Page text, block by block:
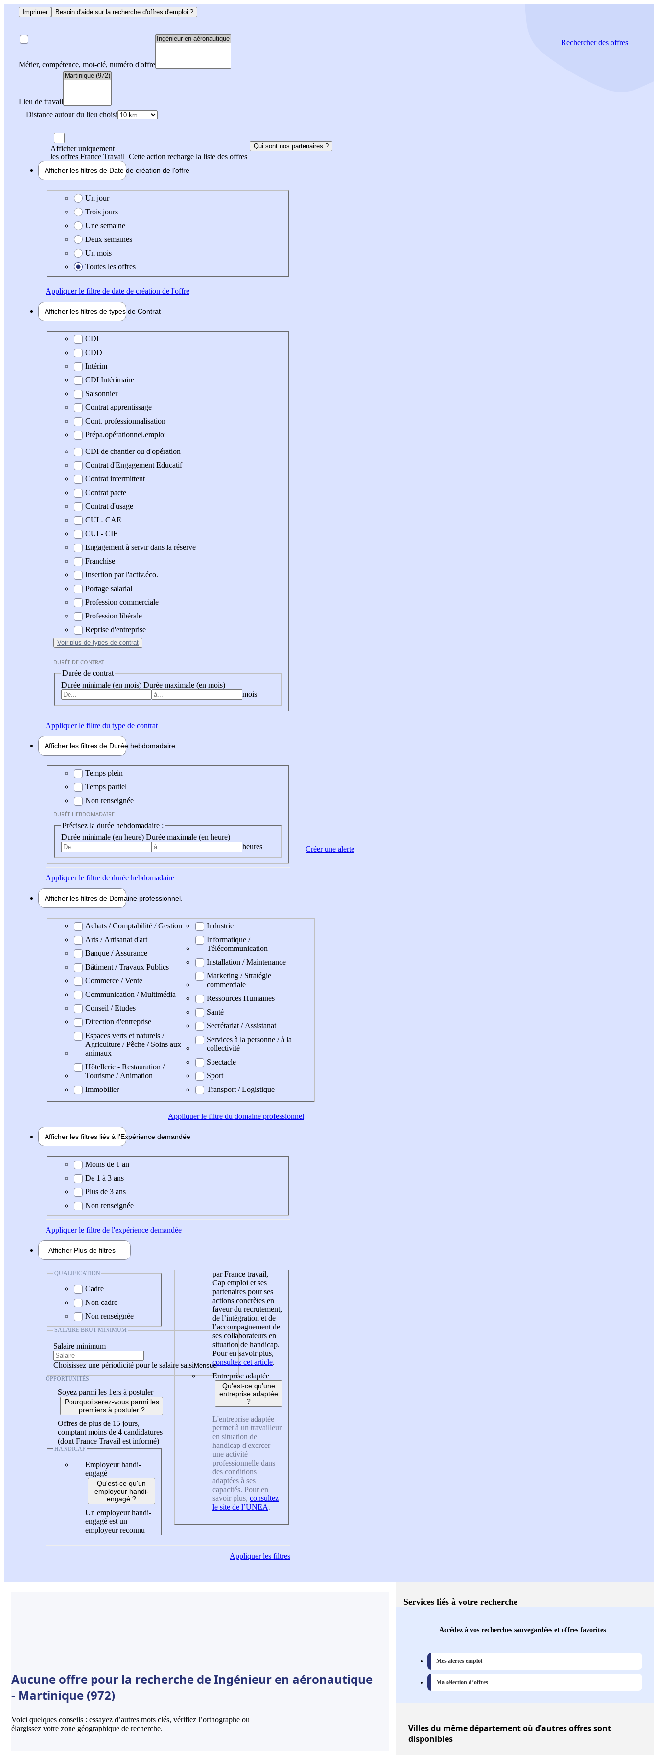
Imprimer Besoin d'aide sur la recherche d'offres d'emploi ?
Métier, compétence, mot-clé, numéro d'offre
Lieu de travail
Distance autour du lieu choisi
Rechercherdes offres
Afficher uniquement
les offres France Travail Cette action recharge la liste des offres
Qui sont nos partenaires ?
Afficher les filtres de Date de création de l'offre
Date de création de l'offre
Un jour
Trois jours
Une semaine
Deux semaines
Un mois
Toutes les offres
Appliquerle filtre de date de création de l'offre
Afficher les filtres de types de Contrat
Type de contrat
CDI
CDD
Intérim
CDI Intérimaire
Saisonnier
Contrat apprentissage
Cont. professionnalisation
Prépa.opérationnel.emploi
CDI de chantier ou d'opération
Contrat d'Engagement Educatif
Contrat intermittent
Contrat pacte
Contrat d'usage
CUI - CAE
CUI - CIE
Engagement à servir dans la réserve
Franchise
Insertion par l'activ.éco.
Portage salarial
Profession commerciale
Profession libérale
Reprise d'entreprise
Voir plus de types de contrat
DURÉE DE CONTRAT
Durée de contrat
Durée minimale (en mois) Durée maximale (en mois)
mois
Appliquerle filtre du type de contrat
Afficher les filtres de Durée hebdomadaire
Durée hebdomadaire
Temps plein
Temps partiel
Non renseignée
DURÉE HEBDOMADAIRE
Précisez la durée hebdomadaire :
Durée minimale (en heure) Durée maximale (en heure)
heures
Appliquerle filtre de durée hebdomadaire
Afficher les filtres de Domaine professionnel
Domaine professionel
Achats / Comptabilité / Gestion
Arts / Artisanat d'art
Banque / Assurance
Bâtiment / Travaux Publics
Commerce / Vente
Communication / Multimédia
Conseil / Etudes
Direction d'entreprise
Espaces verts et naturels /
Agriculture / Pêche / Soins aux
animaux
Hôtellerie - Restauration /
Tourisme / Animation
Immobilier
Industrie
Informatique /
Télécommunication
Installation / Maintenance
Marketing / Stratégie
commerciale
Ressources Humaines
Santé
Secrétariat / Assistanat
Services à la personne / à la
collectivité
Spectacle
Sport
Transport / Logistique
Appliquerle filtre du domaine professionnel
Afficher les filtres liés à l'Expérience demandée
Expérience demandée
Moins de 1 an
De 1 à 3 ans
Plus de 3 ans
Non renseignée
Appliquerle filtre de l'expérience demandée
Afficher Plus de filtres
QUALIFICATION
Cadre
Non cadre
Non renseignée
SALAIRE BRUT MINIMUM
Salaire minimum
Choisissez une périodicité pour le salaire saisi
OPPORTUNITÉS
Soyez parmi les 1ers à postuler
Pourquoi serez-vous parmi les
premiers à postuler ?
Offres de plus de 15 jours,
comptant moins de 4 candidatures
(dont France Travail est informé)
HANDICAP
Employeur handi-
engagé
Qu'est-ce qu'un
employeur handi-
engagé ?
Un employeur handi-
engagé est un
employeur reconnu
par France travail,
Cap emploi et ses
partenaires pour ses
actions concrètes en
faveur du recrutement,
de l’intégration et de
l’accompagnement de
ses collaborateurs en
situation de handicap.
Pour en savoir plus,
consultez cet article.
Entreprise adaptée
Qu'est-ce qu'une
entreprise adaptée
?
L'entreprise adaptée
permet à un travailleur
en situation de
handicap d'exercer
une activité
professionnelle dans
des conditions
adaptées à ses
capacités. Pour en
savoir plus, consultez
le site de l’UNEA.
Appliquerles filtres
Créer une alerte
Aucune offre pour la recherche de Ingénieur en aéronautique
- Martinique (972)
Voici quelques conseils : essayez d’autres mots clés, vérifiez l’orthographe ou
élargissez votre zone géographique de recherche.
Services liés à votre recherche
Accédez à vos recherches sauvegardées et offres favorites
Mes alertes emploi
Ma sélection d’offres
Villesdu même département où d'autres offres sont
disponibles